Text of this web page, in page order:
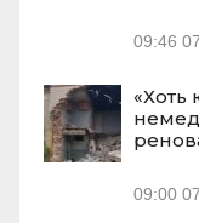
09:46
«Хоть
09:00